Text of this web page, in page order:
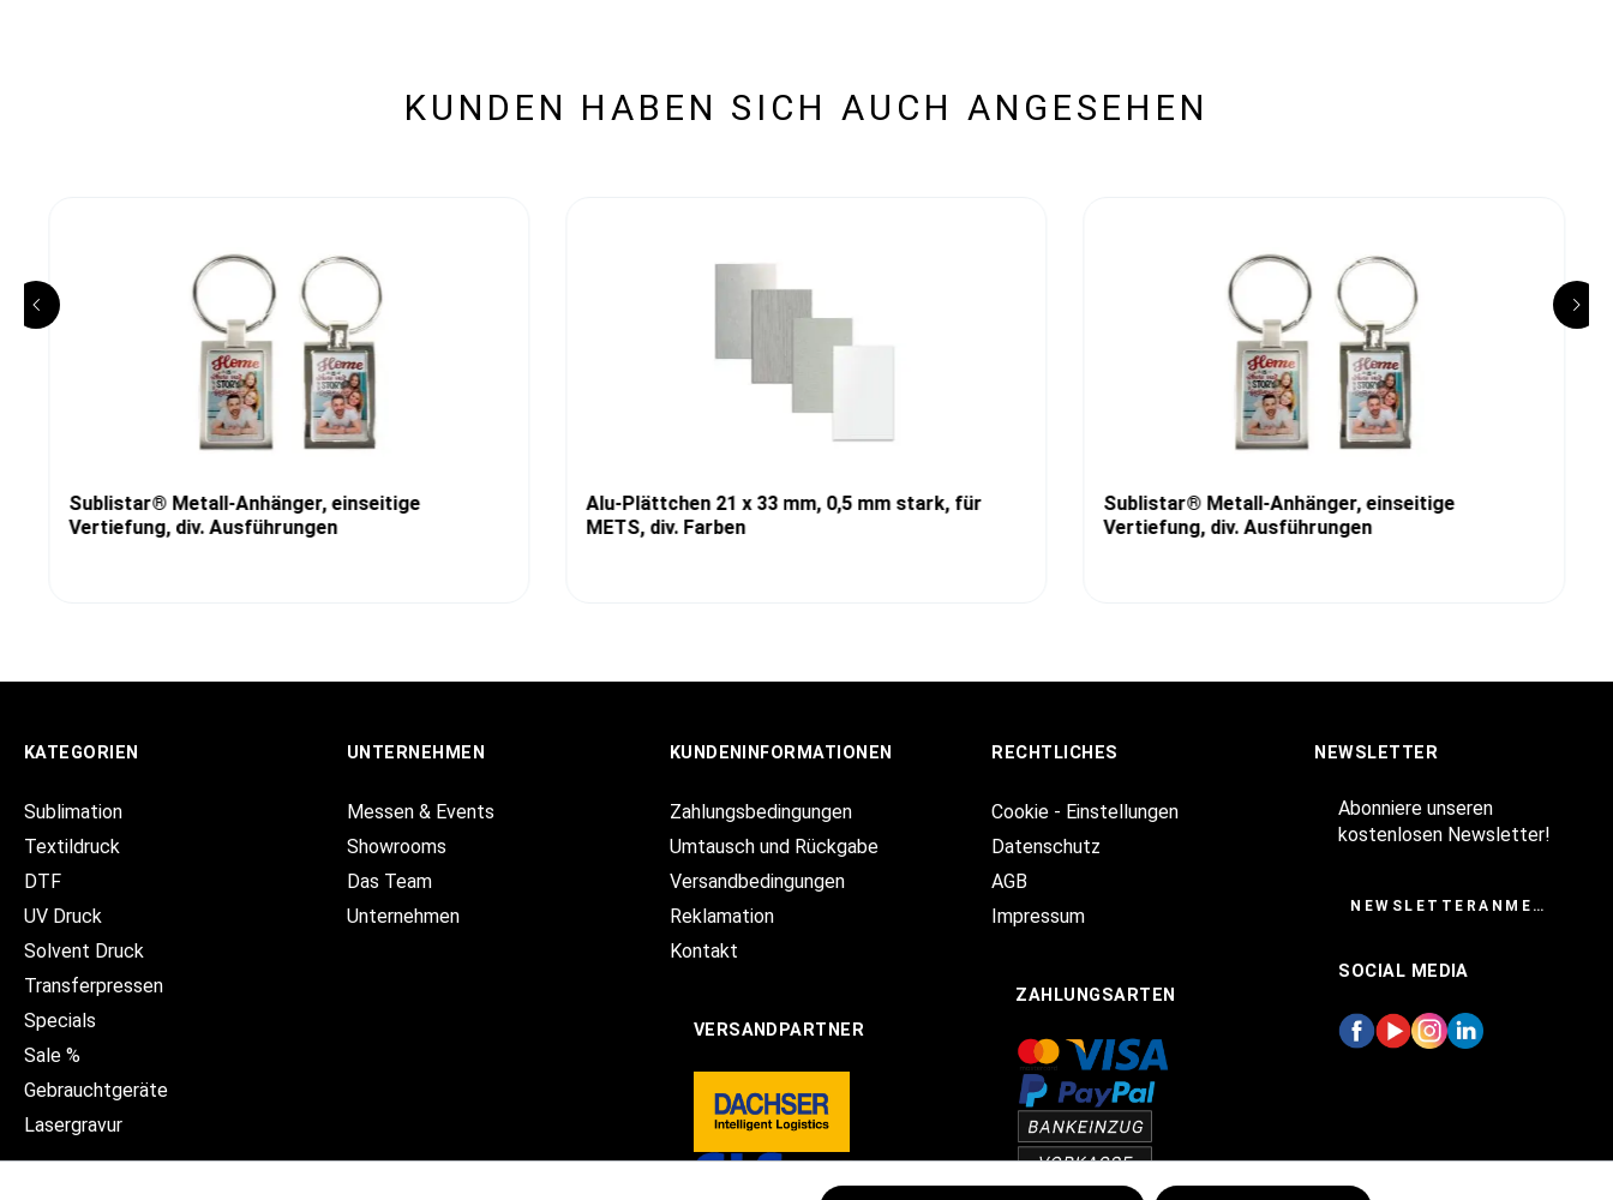
KUNDEN HABEN SICH AUCH ANGESEHEN
Sublistar® Metall-Anhänger, einseitige
Vertiefung, div. Ausführungen
Alu-Plättchen 21 x 33 mm, 0,5 mm stark, für
METS, div. Farben
Sublistar® Metall-Anhänger, einseitige
Vertiefung, div. Ausführungen
KATEGORIEN
Sublimation
Textildruck
DTF
UV Druck
Solvent Druck
Transferpressen
Specials
Sale %
Gebrauchtgeräte
Lasergravur
UNTERNEHMEN
Messen & Events
Showrooms
Das Team
Unternehmen
KUNDENINFORMATIONEN
Zahlungsbedingungen
Umtausch und Rückgabe
Versandbedingungen
Reklamation
Kontakt
VERSANDPARTNER
RECHTLICHES
Cookie - Einstellungen
Datenschutz
AGB
Impressum
ZAHLUNGSARTEN
NEWSLETTER
Abonniere unseren
kostenlosen Newsletter!
NEWSLETTERANMELDUNG
SOCIAL MEDIA